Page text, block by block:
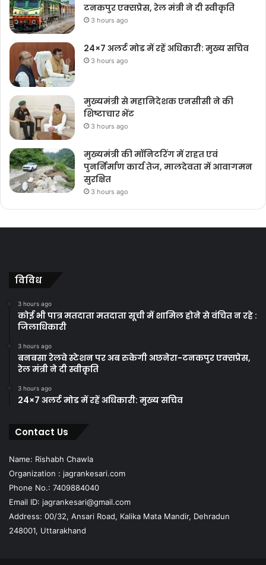
टनकपुर एक्सप्रेस, रेल मंत्री ने दी स्वीकृति
3 hours ago
24×7 अलर्ट मोड में रहें अधिकारी: मुख्य सचिव
3 hours ago
मुख्यमंत्री से महानिदेशक एनसीसी ने की
शिष्टाचार भेंट
3 hours ago
मुख्यमंत्री की मॉनिटरिंग में राहत एवं
पुनर्निर्माण कार्य तेज, मालदेवता में आवागमन
सुरक्षित
3 hours ago
विविध
3 hours ago
कोई भी पात्र मतदाता मतदाता सूची में शामिल होने से वंचित न रहे :
जिलाधिकारी
3 hours ago
बनबसा रेलवे स्टेशन पर अब रुकेगी अछनेरा-टनकपुर एक्सप्रेस,
रेल मंत्री ने दी स्वीकृति
3 hours ago
24×7 अलर्ट मोड में रहें अधिकारी: मुख्य सचिव
Contact Us
Name: Rishabh Chawla
Organization : jagrankesari.com
Phone No.: 7409884040
Email ID: jagrankesari@gmail.com
Address: 00/32, Ansari Road, Kalika Mata Mandir, Dehradun
248001, Uttarakhand